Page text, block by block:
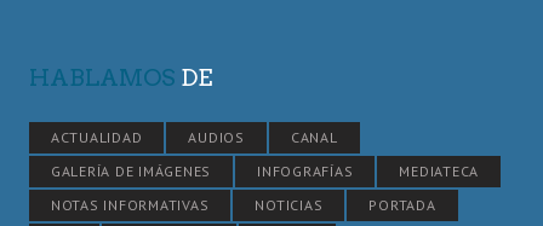
HABLAMOS DE
ACTUALIDAD AUDIOS
CANAL
GALERÍA DE IMÁGENES
INFOGRAFÍAS
MEDIATECA
NOTAS INFORMATIVAS
NOTICIAS
PORTADA